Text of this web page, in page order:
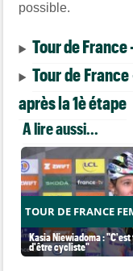
possible.
Tour de
Tour de
après la 1è étape
A lire aussi...
TOUR DE FRANCE
Kasia Niewiadoma :
d'être cycliste"